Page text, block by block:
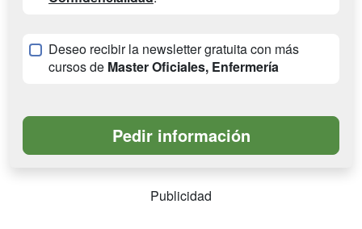
Deseo recibir la newsletter gratuita con más
cursos de Master Oficiales, Enfermería
Publicidad